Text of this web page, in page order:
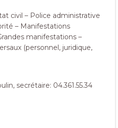
civil – Police administrative
– Manifestations
manifestations –
(personnel, juridique,
secrétaire: 04.361.55.34